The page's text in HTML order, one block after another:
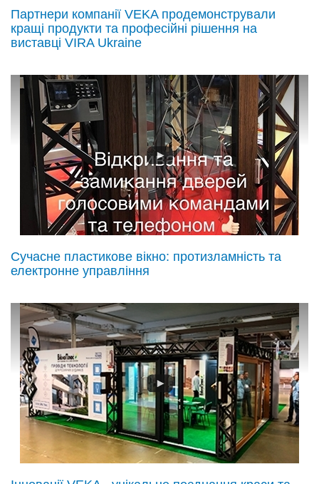
Партнери компанії VEKA продемонстрували
кращі продукти та професійні рішення на
виставці VIRA Ukraine
Сучасне пластикове вікно: протизламність та
електронне управління